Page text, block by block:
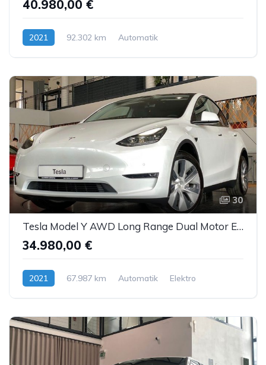
40.980,00 €
2021 92.302 km
Automatik
30
Tesla Model Y AWD Long Range Dual Motor Enh.Autopilot
34.980,00 €
2021 67.987 km Automatik Elektro